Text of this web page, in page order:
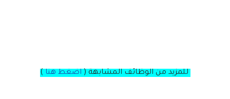
للمزيد من الوظائف المشابهة ( اضغط هنا )